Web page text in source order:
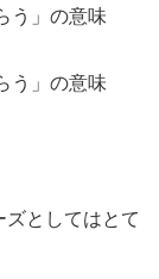
う」の意味
う」の意味
ズとしてはとて